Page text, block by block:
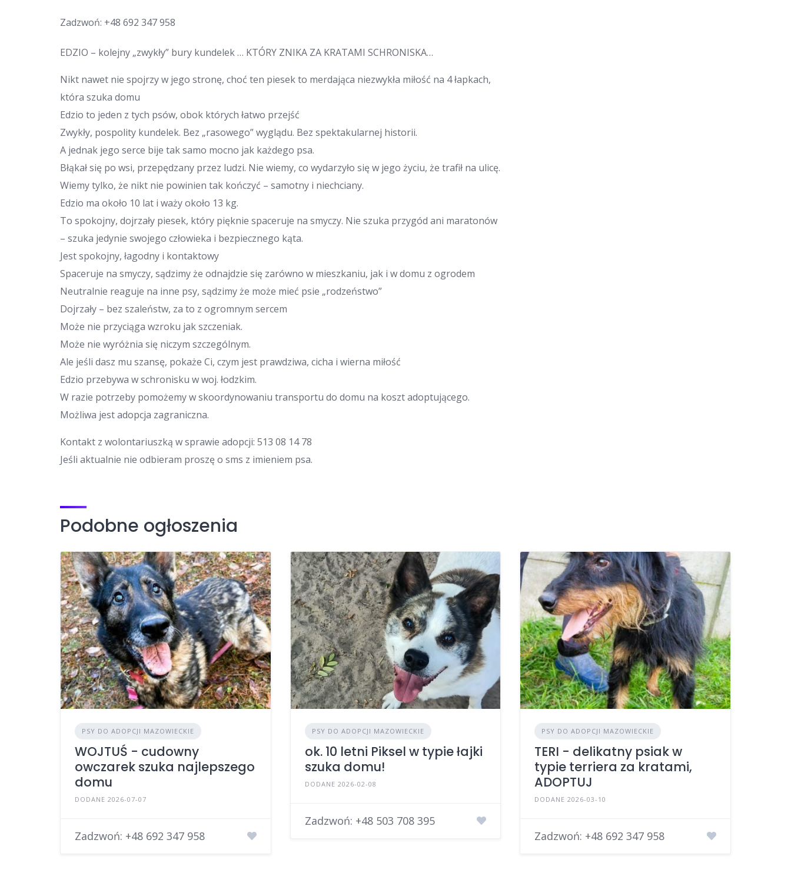
Zadzwoń: +48 692 347 958
EDZIO – kolejny „zwykły” bury kundelek … KTÓRY ZNIKA ZA KRATAMI SCHRONISKA…
Nikt nawet nie spojrzy w jego stronę, choć ten piesek to merdająca niezwykła miłość na 4 łapkach,
która szuka domu
Edzio to jeden z tych psów, obok których łatwo przejść
Zwykły, pospolity kundelek. Bez „rasowego” wyglądu. Bez spektakularnej historii.
A jednak jego serce bije tak samo mocno jak każdego psa.
Błąkał się po wsi, przepędzany przez ludzi. Nie wiemy, co wydarzyło się w jego życiu, że trafił na ulicę.
Wiemy tylko, że nikt nie powinien tak kończyć – samotny i niechciany.
Edzio ma około 10 lat i waży około 13 kg.
To spokojny, dojrzały piesek, który pięknie spaceruje na smyczy. Nie szuka przygód ani maratonów
– szuka jedynie swojego człowieka i bezpiecznego kąta.
Jest spokojny, łagodny i kontaktowy
Spaceruje na smyczy, sądzimy że odnajdzie się zarówno w mieszkaniu, jak i w domu z ogrodem
Neutralnie reaguje na inne psy, sądzimy że może mieć psie „rodzeństwo”
Dojrzały – bez szaleństw, za to z ogromnym sercem
Może nie przyciąga wzroku jak szczeniak.
Może nie wyróżnia się niczym szczególnym.
Ale jeśli dasz mu szansę, pokaże Ci, czym jest prawdziwa, cicha i wierna miłość
Edzio przebywa w schronisku w woj. łodzkim.
W razie potrzeby pomożemy w skoordynowaniu transportu do domu na koszt adoptującego.
Możliwa jest adopcja zagraniczna.
Kontakt z wolontariuszką w sprawie adopcji: 513 08 14 78
Jeśli aktualnie nie odbieram proszę o sms z imieniem psa.
Podobne ogłoszenia
PSY DO ADOPCJI MAZOWIECKIE
WOJTUŚ - cudowny
owczarek szuka najlepszego
domu
DODANE 2026-07-07
Zadzwoń: +48 692 347 958
PSY DO ADOPCJI MAZOWIECKIE
ok. 10 letni Piksel w typie łajki
szuka domu!
DODANE 2026-02-08
Zadzwoń: +48 503 708 395
PSY DO ADOPCJI MAZOWIECKIE
TERI - delikatny psiak w
typie terriera za kratami,
ADOPTUJ
DODANE 2026-03-10
Zadzwoń: +48 692 347 958